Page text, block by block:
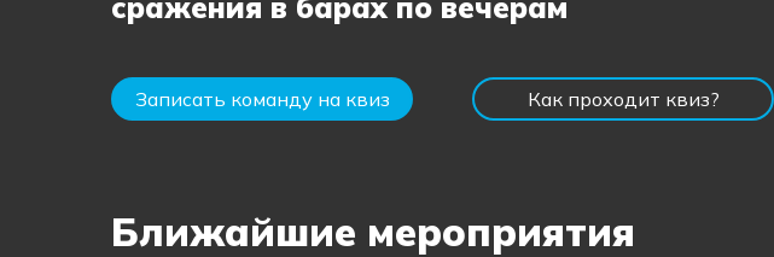
сражения в барах по вечерам
Записать команду на квиз Как проходит квиз?
Ближайшие мероприятия